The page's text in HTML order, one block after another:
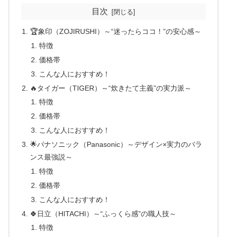
目次
🏆象印（ZOJIRUSHI）～“迷ったらココ！”の安心感～
特徴
価格帯
こんな人におすすめ！
🔥タイガー（TIGER）～“炊きたて主義”の実力派～
特徴
価格帯
こんな人におすすめ！
🌟パナソニック（Panasonic）～デザイン×実力のバラ
ンス最強説～
特徴
価格帯
こんな人におすすめ！
🍀日立（HITACHI）～“ふっくら感”の職人技～
特徴